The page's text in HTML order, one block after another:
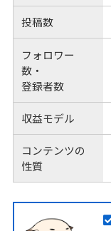
投稿数
フォロワー
数・
登録者数
収益モデル
コンテンツの
性質